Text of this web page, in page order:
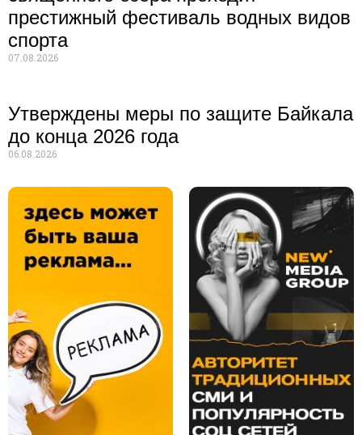
престижный фестиваль водных видов
спорта
07.08.2026
Утверждены меры по защите Байкала
до конца 2026 года
06.08.2026